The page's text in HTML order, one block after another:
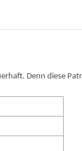
Denn diese